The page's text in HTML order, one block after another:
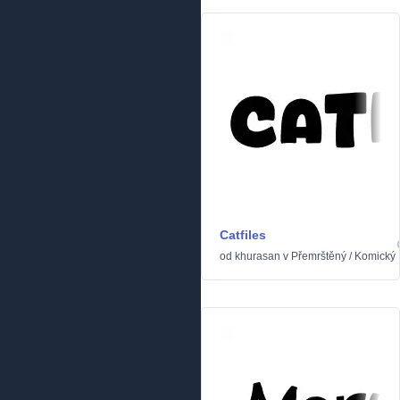
Catfiles
od khurasan v Přemrštěný / Komický